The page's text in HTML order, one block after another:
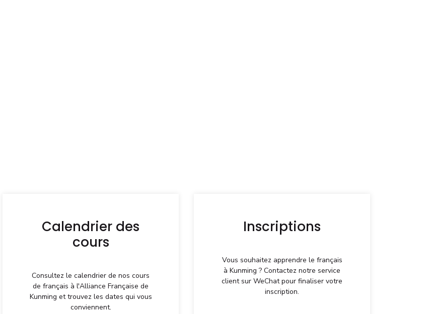
Calendrier des
cours
Consultez le calendrier de nos cours
de français à l'Alliance Française de
Kunming et trouvez les dates qui vous
conviennent.
Inscriptions
Vous souhaitez apprendre le français
à Kunming ? Contactez notre service
client sur WeChat pour finaliser votre
inscription.